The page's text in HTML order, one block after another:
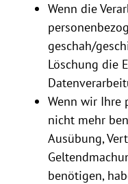
Wenn die
geschah/
Löschung die
Wenn wir Ihre
nicht mehr
Ausübung,
benötigen,